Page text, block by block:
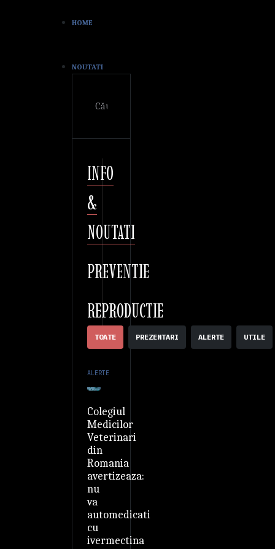
HOME
NOUTATI
Cautare
INFO
&
NOUTATI
PREVENTIE
REPRODUCTIE
TOATE PREZENTARI ALERTE UTILE
ALERTE
Colegiul
Medicilor
Veterinari
din
Romania
avertizeaza:
nu
va
automedicati
cu
ivermectina